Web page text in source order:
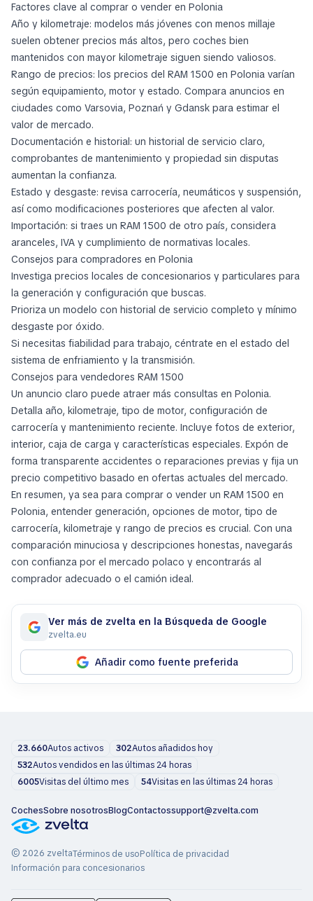
Factores clave al comprar o vender en Polonia
Año y kilometraje: modelos más jóvenes con menos millaje
suelen obtener precios más altos, pero coches bien
mantenidos con mayor kilometraje siguen siendo valiosos.
Rango de precios: los precios del RAM 1500 en Polonia varían
según equipamiento, motor y estado. Compara anuncios en
ciudades como Varsovia, Poznań y Gdansk para estimar el
valor de mercado.
Documentación e historial: un historial de servicio claro,
comprobantes de mantenimiento y propiedad sin disputas
aumentan la confianza.
Estado y desgaste: revisa carrocería, neumáticos y suspensión,
así como modificaciones posteriores que afecten al valor.
Importación: si traes un RAM 1500 de otro país, considera
aranceles, IVA y cumplimiento de normativas locales.
Consejos para compradores en Polonia
Investiga precios locales de concesionarios y particulares para
la generación y configuración que buscas.
Prioriza un modelo con historial de servicio completo y mínimo
desgaste por óxido.
Si necesitas fiabilidad para trabajo, céntrate en el estado del
sistema de enfriamiento y la transmisión.
Consejos para vendedores RAM 1500
Un anuncio claro puede atraer más consultas en Polonia.
Detalla año, kilometraje, tipo de motor, configuración de
carrocería y mantenimiento reciente. Incluye fotos de exterior,
interior, caja de carga y características especiales. Expón de
forma transparente accidentes o reparaciones previas y fija un
precio competitivo basado en ofertas actuales del mercado.
En resumen, ya sea para comprar o vender un RAM 1500 en
Polonia, entender generación, opciones de motor, tipo de
carrocería, kilometraje y rango de precios es crucial. Con una
comparación minuciosa y descripciones honestas, navegarás
con confianza por el mercado polaco y encontrarás al
comprador adecuado o el camión ideal.
Ver más de zvelta en la Búsqueda de Google
zvelta.eu
Añadir como fuente preferida
23.660Autos activos 302Autos añadidos hoy
532Autos vendidos en las últimas 24 horas
6005Visitas del último mes 54Visitas en las últimas 24 horas
CochesSobre nosotrosBlogContactossupport@zvelta.com
© 2026 zveltaTérminos de usoPolítica de privacidad
Información para concesionarios